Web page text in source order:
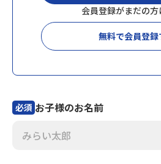
MYページログイン
会員登録がまだの方
無料で会員登録
必須 お子様のお名前